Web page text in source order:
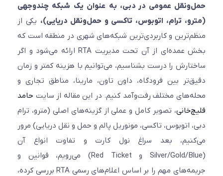
عمومی در دبی، به عنوان یک شبکه چندوجهی
ترام، اتوبوس، تاکسی و حمل‌ونقل دریایی)، یکی از
و کاربردی‌ترین شبکه‌های شهری در منطقه است که
بخش عمده‌ای از آن تحت مدیریت RTA ارائه می‌شود و اگر
را درست بشناسیم، می‌توانیم با هزینه کمتر و زمان
بین فرودگاه، داون تاون، مارینا، مناطق تجاری و
مختلف رفت‌وآمد کنیم. در این مقاله از سایت حامد
، تصویر کامل و عملی از گزینه‌های اصلی (مترو، ترام
اتوبوس، تاکسی، مونوریل پالم و حمل و نقل دریایی) مرور
بعد سراغ نول کارت و تفاوت انواع آن
(Silver/Gold/Blue و Red Ticket) می‌رویم، قوانین و
جریمه‌های مهم را بر اساس اعلام‌های رسمی RTA بررسی کرده،